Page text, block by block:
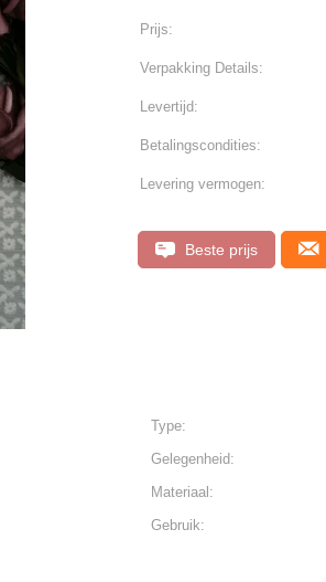
Prijs:
Verpakking Details:
Levertijd:
Betalingscondities:
Levering vermogen:
Beste prijs
Type:
Gelegenheid:
Materiaal:
Gebruik: